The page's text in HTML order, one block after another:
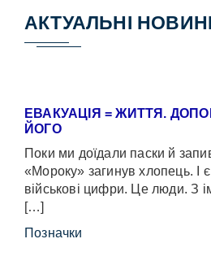
АКТУАЛЬНІ
ЕВАКУАЦІЯ = ЖИТТЯ.
ЙОГО
Поки ми доїдали паски й
«Мороку» загинув хлопець. І
військові цифри. Це люди. З
[…]
Позначки